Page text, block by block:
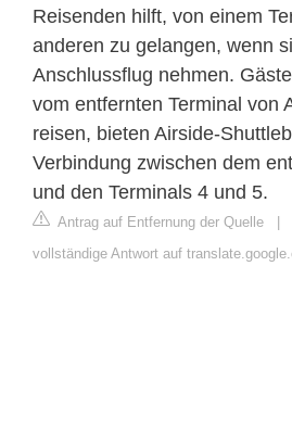
Reisenden hilft, von einem
anderen zu gelangen, wenn
Anschlussflug nehmen.
vom entfernten Terminal von
reisen, bieten Airside-
Verbindung zwischen dem
und den Terminals 4 und 5.
Antrag auf Entfernung der Quelle
vollständige Antwort auf